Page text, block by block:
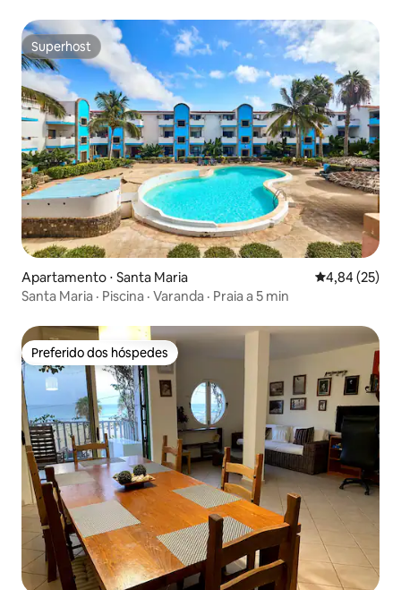
Superhost
Superhost
Apartamento ⋅ Santa Maria 4,84 de uma
4,84 (25)
Santa Maria · Piscina · Varanda · Praia a 5 min
Preferido dos hóspedes
Preferido dos hóspedes